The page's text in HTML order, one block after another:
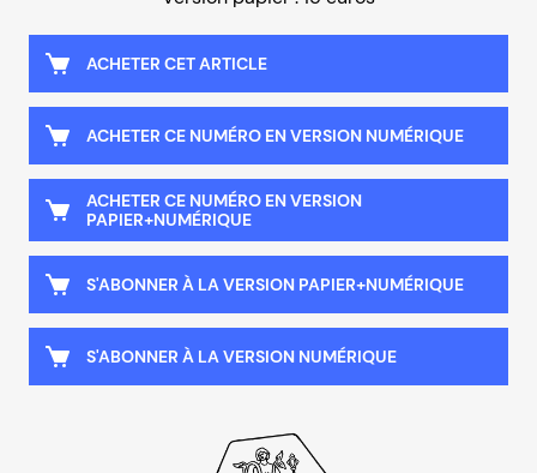
ACHETER CET ARTICLE
ACHETER CE NUMÉRO EN VERSION NUMÉRIQUE
ACHETER CE NUMÉRO EN VERSION
PAPIER+NUMÉRIQUE
S'ABONNER À LA VERSION PAPIER+NUMÉRIQUE
S'ABONNER À LA VERSION NUMÉRIQUE